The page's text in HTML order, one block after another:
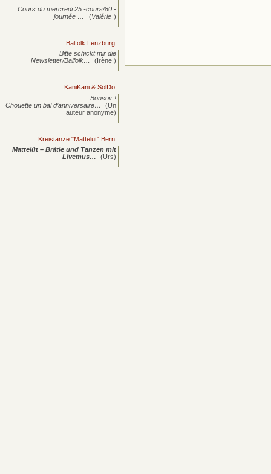
Cours du mercredi 25.-cours/80.-
journée … (Valérie )
Balfolk Lenzburg :
Bitte schickt mir die
Newsletter/Balfolk…
(Irène )
KaniKani & SolDo :
Bonsoir !
Chouette un bal d’anniversaire…
(Un
auteur anonyme)
Kreistänze "Mattelüt" Bern :
Mattelüt – Brätle und Tanzen mit
Livemus…
(Urs)